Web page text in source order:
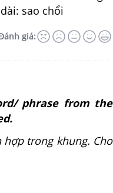
sao chổi
giá:
phrase from the
trong khung. Cho